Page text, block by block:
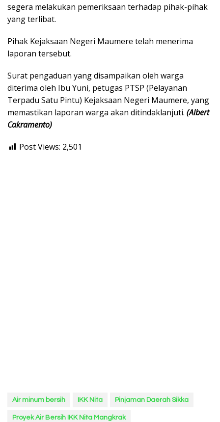
segera melakukan pemeriksaan terhadap pihak-pihak
yang terlibat.
Pihak Kejaksaan Negeri Maumere telah menerima
laporan tersebut.
Surat pengaduan yang disampaikan oleh warga
diterima oleh Ibu Yuni, petugas PTSP (Pelayanan
Terpadu Satu Pintu) Kejaksaan Negeri Maumere, yang
memastikan laporan warga akan ditindaklanjuti. (Albert
Cakramento)
Post Views: 2,501
Air minum bersih IKK Nita Pinjaman Daerah Sikka
Proyek Air Bersih IKK Nita Mangkrak